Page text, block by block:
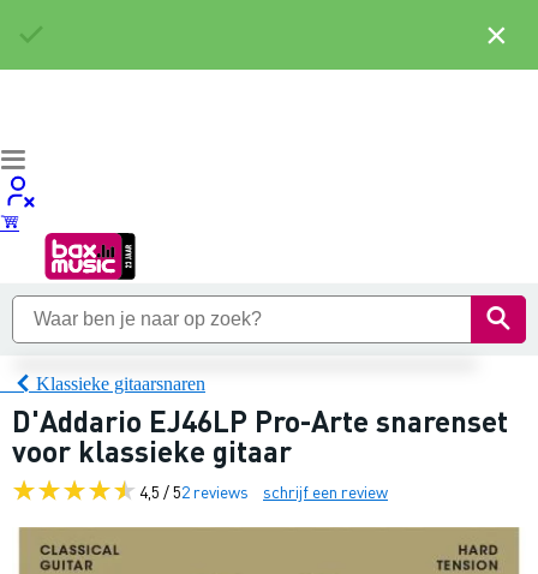
Klassieke gitaarsnaren
D'Addario EJ46LP Pro-Arte snarenset
voor klassieke gitaar
4,5 / 52 reviews schrijf een review
×